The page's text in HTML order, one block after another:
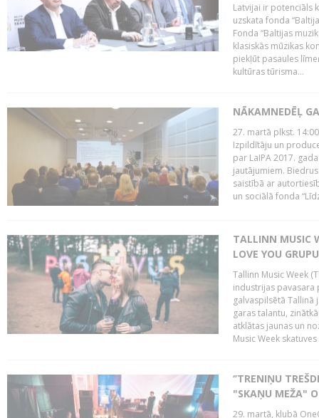
Latvijai ir potenciāls
uzskata fonda
Fonda “Baltijas
klasiskās mūzikas
piekļūt pasaules
kultūras tūrisma...
NĀKAMNEDĒĻ
27. martā plkst.
Izpildītāju un
par LaIPA 2017.
jautājumiem.
saistībā ar
un sociālā fonda
TALLINN MUSIC
LOVE YOU
Tallinn Music Week
industrijas pavasara
galvaspilsētā Tallinā
garas talantu,
atklātas jaunas un
Music Week
‘’TRENIŅU
"SKAŅU MEŽA"
29. martā, klubā